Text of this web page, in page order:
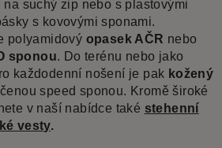
suchý zip nebo s plastovými
s kovovými sponami.
polyamidový opasek AČR nebo
sponou. Do terénu nebo jako
každodenní nošení je pak kožený
speed sponou. Kromě široké
v naší nabídce také stehenní
vesty.